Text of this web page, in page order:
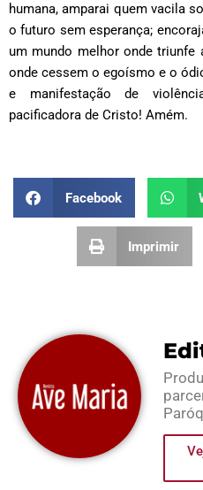
humana, amparai quem vacila
o futuro sem esperança;
um mundo melhor onde triunfe
onde cessem o egoísmo e o
e manifestação de
pacificadora de Cristo! Amém.
Facebook
Imprimir